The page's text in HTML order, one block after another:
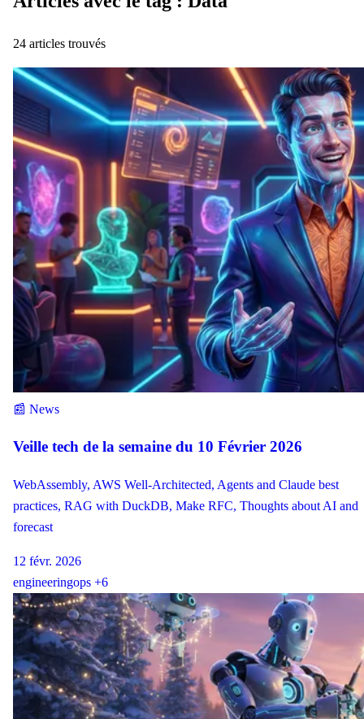
24 articles trouvés
📰 News
Veille tech de la semaine du 10 Février 2026
WebAssembly, AWS Well-Architected, Agents and Claude best
practices, RAG with DuckDB, Make RFC, Thoughts about AI and
forecast
12 févr. 2026
engineeringops +6